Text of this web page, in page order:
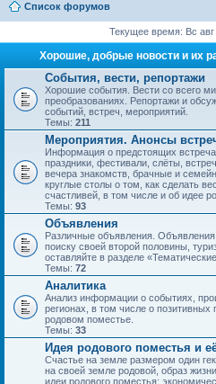
Список форумов
Текущее время: Вс
Хорошие, добрые новости и их
События, вести, репортажи
Хорошие события. Вести со всего
преобразованиях. Репортажи и
событий, встреч, мероприятий.
Темы: 211
Мероприятия. Анонсы
Информация о предстоящих
праздники, фестивали, слёты,
вечера знакомств, брачные и
круглые столы о том, как сделать
счастливей, в том числе и об идее
Темы: 93
Объявления
Различные объявления.
поиску своей второй половины,
оставляйте в разделе
Темы: 72
Аналитика
Анализ информации о событиях,
регионах, в том числе о
родовом поместье.
Темы: 33
Идея родового поместья и
Счастье на земле размером один
на своей земле родовой, образ
идеи родового поместья: